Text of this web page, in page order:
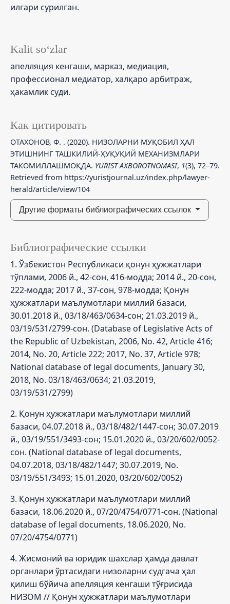
Kalit so‘zlar
апелляция кенгаши, марказ, медиация,
профессионал медиатор, халқаро арбитраж,
ҳакамлик суди.
Как цитировать
ОТАХОНОВ, Ф. . (2020). НИЗОЛАРНИ МУҚОБИЛ ҲАЛ
ЭТИШНИНГ ТАШКИЛИЙ-ҲУҚУҚИЙ МЕХАНИЗМЛАРИ
ТАКОМИЛЛАШМОҚДА. YURIST AXBOROTNOMASI, 1(3), 72–79.
Retrieved from https://yuristjournal.uz/index.php/lawyer-
herald/article/view/104
Другие форматы библиографических ссылок
илгари сурилган.
Библиографические ссылки
1. Ўзбекистон Республикаси қонун ҳужжатлари
тўплами, 2006 й., 42-сон, 416-модда; 2014 й., 20-сон,
222-модда; 2017 й., 37-сон, 978-модда; Қонун
ҳужжатлари маълумотлари миллий базаси,
30.01.2018 й., 03/18/463/0634-сон; 21.03.2019 й.,
03/19/531/2799-сон. (Database of Legislative Acts of
the Republic of Uzbekistan, 2006, No. 42, Article 416;
2014, No. 20, Article 222; 2017, No. 37, Article 978;
National database of legal documents, January 30,
2018, No. 03/18/463/0634; 21.03.2019,
03/19/531/2799)
2. Қонун ҳужжатлари маълумотлари миллий
базаси, 04.07.2018 й., 03/18/482/1447-сон; 30.07.2019
й., 03/19/551/3493-сон; 15.01.2020 й., 03/20/602/0052-
сон. (National database of legal documents,
04.07.2018, 03/18/482/1447; 30.07.2019, No.
03/19/551/3493; 15.01.2020, 03/20/602/0052)
3. Қонун ҳужжатлари маълумотлари миллий
базаси, 18.06.2020 й., 07/20/4754/0771-сон. (National
database of legal documents, 18.06.2020, No.
07/20/4754/0771)
4. Жисмоний ва юридик шахслар ҳамда давлат
органлари ўртасидаги низоларни судгача ҳал
қилиш бўйича апелляция кенгаши тўғрисида
НИЗОМ // Қонун ҳужжатлари маълумотлари